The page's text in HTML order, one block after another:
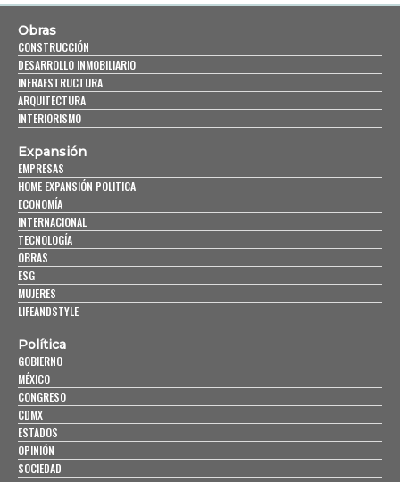
Obras
CONSTRUCCIÓN
DESARROLLO INMOBILIARIO
INFRAESTRUCTURA
ARQUITECTURA
INTERIORISMO
Expansión
EMPRESAS
HOME EXPANSIÓN POLITICA
ECONOMÍA
INTERNACIONAL
TECNOLOGÍA
OBRAS
ESG
MUJERES
LIFEANDSTYLE
Política
GOBIERNO
MÉXICO
CONGRESO
CDMX
ESTADOS
OPINIÓN
SOCIEDAD